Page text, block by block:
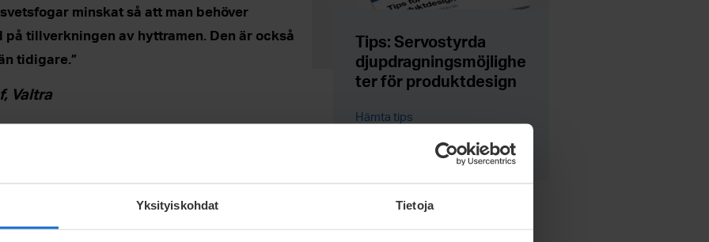
Yksityiskohdat Tietoja
minskat så att man behöver
tillverkningen av hyttramen. Den är också
tidigare.”
Valtra
Tips: Servostyrda
djupdragningsmöjlighe
ter för produktdesign
Hämta tips